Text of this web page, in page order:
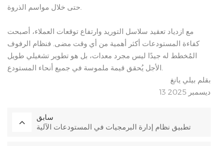
حتى خلال مواسم الذروة.
مع ازدياد تعقيد سلاسل التوريد وارتفاع توقعات العملاء، أصبحت
كفاءة المستودعات أكثر أهمية من أي وقت مضى. فنظام الرفوف
المُخطط له جيدًا ليس مجرد معدات، بل هو تطوير تشغيلي طويل
الأجل يُحقق قيمة ملموسة في جميع أنحاء المستودع.
بقلم بيلي يانغ
13 ديسمبر 2025
سابق
تطبيق نظام إدارة البرمجيات في المستودعات الآلية